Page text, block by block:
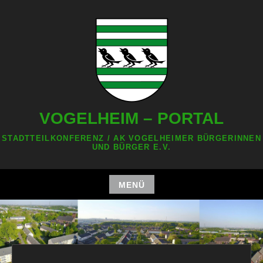
VOGELHEIM – PORTAL
STADTTEILKONFERENZ / AK VOGELHEIMER BÜRGERINNEN
UND BÜRGER E.V.
MENÜ
Zum
Inhalt
springen